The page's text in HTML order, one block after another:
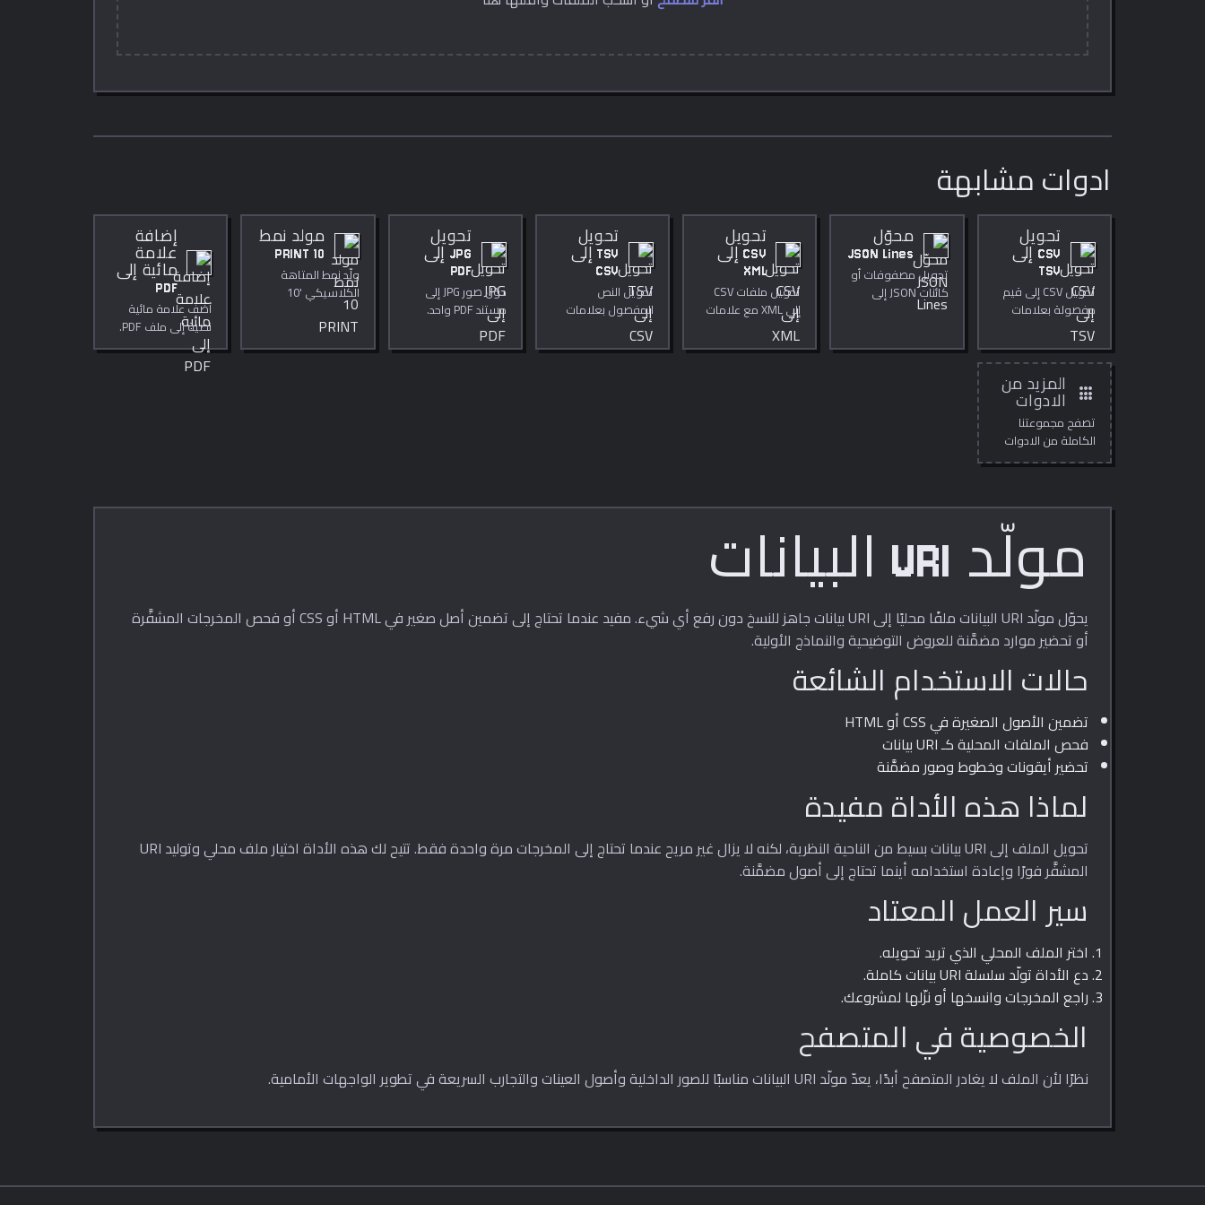
ادوات مشابهة
تحويل
CSV إلى
TSV
تحويل CSV إلى قيم
مفصولة بعلامات
التبويب دون مغادرة
المتصفح.
محوّل
JSON Lines
تحويل مصفوفات أو
كائنات JSON إلى
تنسيق JSONL.
تحويل
CSV إلى
XML
تحويل ملفات CSV
إلى XML مع علامات
جذر وعنصر قابلة
للتخصيص.
تحويل
TSV إلى
CSV
تحويل النص
المفصول بعلامات
التبويب إلى تنسيق
CSV.
تحويل
JPG إلى
PDF
حوّل صور JPG إلى
مستند PDF واحد.
مولد نمط
10 PRINT
ولّد نمط المتاهة
الكلاسيكي '10
Commodore 64
بصيغة SVG — تحكم
إضافة
علامة
مائية إلى
PDF
أضف علامة مائية
نصية إلى ملف PDF.
apps
المزيد من
الادوات
تصفح مجموعتنا
الكاملة من الادوات
المجانية عبر الانترنت.
مولّد URI البيانات
يحوّل مولّد URI البيانات ملفًا محليًا إلى URI بيانات جاهز للنسخ دون رفع أي شيء. مفيد عندما تحتاج إلى تضمين أصل صغير في HTML أو CSS أو فحص المخرجات المشفَّرة
أو تحضير موارد مضمَّنة للعروض التوضيحية والنماذج الأولية.
حالات الاستخدام الشائعة
تضمين الأصول الصغيرة في CSS أو HTML
فحص الملفات المحلية كـ URI بيانات
تحضير أيقونات وخطوط وصور مضمَّنة
لماذا هذه الأداة مفيدة
تحويل الملف إلى URI بيانات بسيط من الناحية النظرية، لكنه لا يزال غير مريح عندما تحتاج إلى المخرجات مرة واحدة فقط. تتيح لك هذه الأداة اختيار ملف محلي وتوليد URI
المشفَّر فورًا وإعادة استخدامه أينما تحتاج إلى أصول مضمَّنة.
سير العمل المعتاد
اختر الملف المحلي الذي تريد تحويله.
دع الأداة تولّد سلسلة URI بيانات كاملة.
راجع المخرجات وانسخها أو نزّلها لمشروعك.
الخصوصية في المتصفح
نظرًا لأن الملف لا يغادر المتصفح أبدًا، يعدّ مولّد URI البيانات مناسبًا للصور الداخلية وأصول العينات والتجارب السريعة في تطوير الواجهات الأمامية.